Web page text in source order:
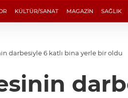
KÜLTÜR/SANAT MAGAZİN SAĞLIK
darbesiyle 6 katlı bina yerle bir oldu